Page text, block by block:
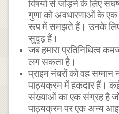
विषयों से जोड़ने के लिए
गुणा को अवधारणाओं के
रूप में समझते हैं। उनके
सुदृढ़ हैं।
जब हमारा प्रतिनिधित्व
लग सकता है।
प्राइम नंबरों को वह
पाठ्यक्रम में हकदार हैं।
संख्याओं का एक संग्रह है जो
पाठ्यक्रम पर एक अन्य